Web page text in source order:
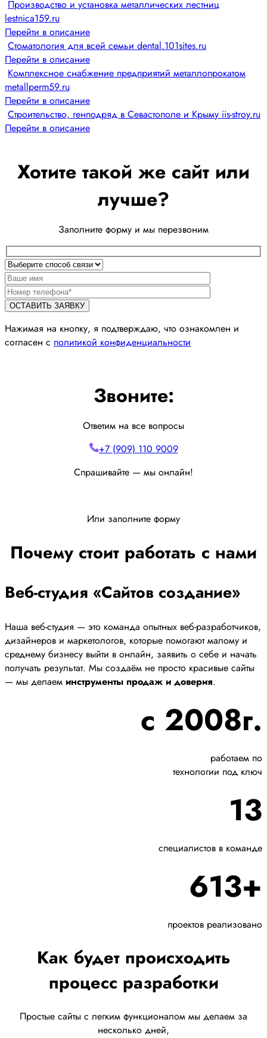
Производство и установка металлических лестниц
lestnica159.ru
Перейти в описание
Стоматология для всей семьи dental.101sites.ru
Перейти в описание
Комплексное снабжение предприятий металлопрокатом
metallperm59.ru
Перейти в описание
Строительство, генподряд в Севастополе и Крыму iis-stroy.ru
Перейти в описание
Хотите такой же сайт или
лучше?
Заполните форму и мы перезвоним
Нажимая на кнопку, я подтверждаю, что ознакомлен и
согласен с политикой конфиденциальности
Звоните:
Ответим на все вопросы
+7 (909) 110 9009
Спрашивайте — мы онлайн!
Или заполните форму
Почему стоит работать с нами
Веб-студия «Сайтов создание»
Наша веб-студия — это команда опытных веб-разработчиков,
дизайнеров и маркетологов, которые помогают малому и
среднему бизнесу выйти в онлайн, заявить о себе и начать
получать результат. Мы создаём не просто красивые сайты
— мы делаем инструменты продаж и доверия.
с 2008г.
работаем по
технологии под ключ
13
специалистов в команде
613+
проектов реализовано
Как будет происходить
процесс разработки
Простые сайты с легким функционалом мы делаем за
несколько дней,